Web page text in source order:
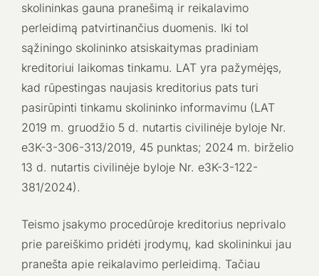
skolininkas gauna pranešimą ir reikalavimo
perleidimą patvirtinančius duomenis. Iki tol
sąžiningo skolininko atsiskaitymas pradiniam
kreditoriui laikomas tinkamu. LAT yra pažymėjęs,
kad rūpestingas naujasis kreditorius pats turi
pasirūpinti tinkamu skolininko informavimu (LAT
2019 m. gruodžio 5 d. nutartis civilinėje byloje Nr.
e3K-3-306-313/2019, 45 punktas; 2024 m. birželio
13 d. nutartis civilinėje byloje Nr. e3K-3-122-
381/2024).
Teismo įsakymo procedūroje kreditorius neprivalo
prie pareiškimo pridėti įrodymų, kad skolininkui jau
pranešta apie reikalavimo perleidimą. Tačiau